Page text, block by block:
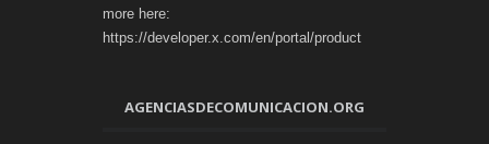
more here:
https://developer.x.com/en/portal/product
AGENCIASDECOMUNICACION.ORG